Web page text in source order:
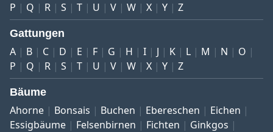
P
Q R S T U V W X Y Z
Gattungen
A B C D E F G H I J K L M N
O
P
Q R S T U V W X Y Z
Bäume
Ahorne Bonsais Buchen Ebereschen
Eichen
Essigbäume
Felsenbirnen Fichten
Ginkgos